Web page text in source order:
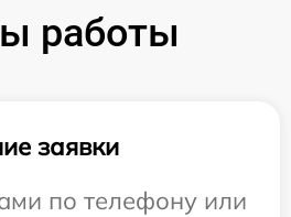
работы
заявки
по телефону или